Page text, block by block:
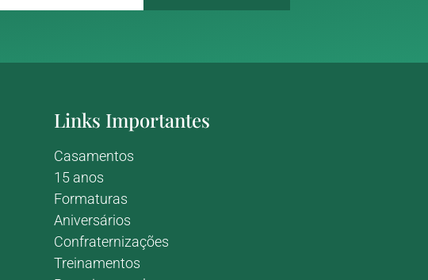
Links Importantes
Casamentos
15 anos
Formaturas
Aniversários
Confraternizações
Treinamentos